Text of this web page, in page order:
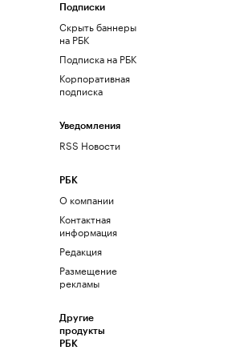
Подписки
Скрыть баннеры
на РБК
Подписка на РБК
Корпоративная
подписка
Уведомления
RSS Новости
РБК
О компании
Контактная
информация
Редакция
Размещение
рекламы
Другие
продукты
РБК